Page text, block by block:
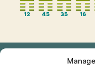
12 45 35 16